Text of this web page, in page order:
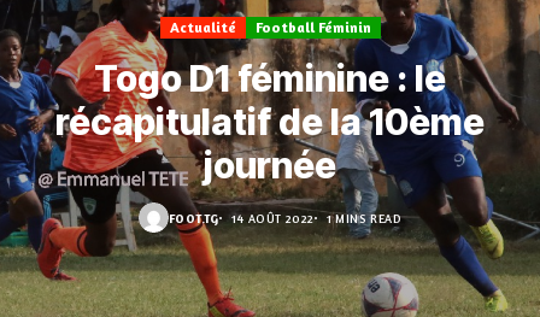
Actualité Football Féminin
Togo D1 féminine : le
récapitulatif de la 10ème
journée
FOOT.TG 14 AOÛT 2022 1 MINS READ